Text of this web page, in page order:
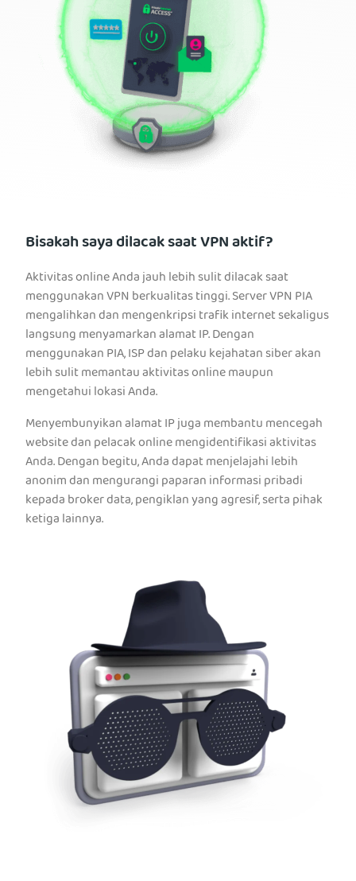
Bisakah saya dilacak saat VPN aktif?
Aktivitas online Anda jauh lebih sulit dilacak saat
menggunakan VPN berkualitas tinggi. Server VPN PIA
mengalihkan dan mengenkripsi trafik internet sekaligus
langsung menyamarkan alamat IP. Dengan
menggunakan PIA, ISP dan pelaku kejahatan siber akan
lebih sulit memantau aktivitas online maupun
mengetahui lokasi Anda.
Menyembunyikan alamat IP juga membantu mencegah
website dan pelacak online mengidentifikasi aktivitas
Anda. Dengan begitu, Anda dapat menjelajahi lebih
anonim dan mengurangi paparan informasi pribadi
kepada broker data, pengiklan yang agresif, serta pihak
ketiga lainnya.